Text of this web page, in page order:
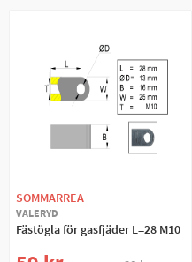
SOMMARREA
VALERYD
Fästögla för gasfjäder L=28 M10